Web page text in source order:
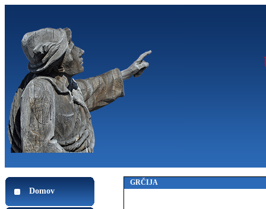
Domov
GRČIJA